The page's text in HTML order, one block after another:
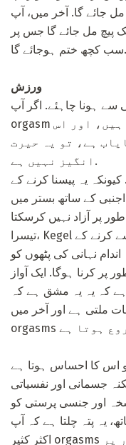
جائے گا. آخر میں، آپ
پیچ مل جائے گا جس پر
سب کچھ ختم ہوجائے گا.
ورزش
ہونا چاہئے. اگر آپ
orgasm کی کمی کے بارے میں شکایت کرتے ہیں، اور اس
ہے، تو یہ حیرت
انگیز نہیں ہے.
یہ پیسنا کرنے کے
کے ساتھ بستر میں
تیسرا، Kegel مشق انجام دیتے ہیں. ان کو آسانی سے کرنے کے
ایک دن میں 4 - 5 مرتبہ اندام نہانی کی پٹھوں کو
پر کرنا ہوگا. ایک آواز
ہے کہ یہ یہ مشق ہے کہ
ملتی ہے اور آخر میں،
اس کا احساس ہوتا ہے
جسمانی اور نفسیاتی
اور جنسی پرستی کو
یہ پتہ چلتا ہے کہ آپ
اکثر کثیر orgasms کے طور پر آپ چاہتے ہیں کے طور پر